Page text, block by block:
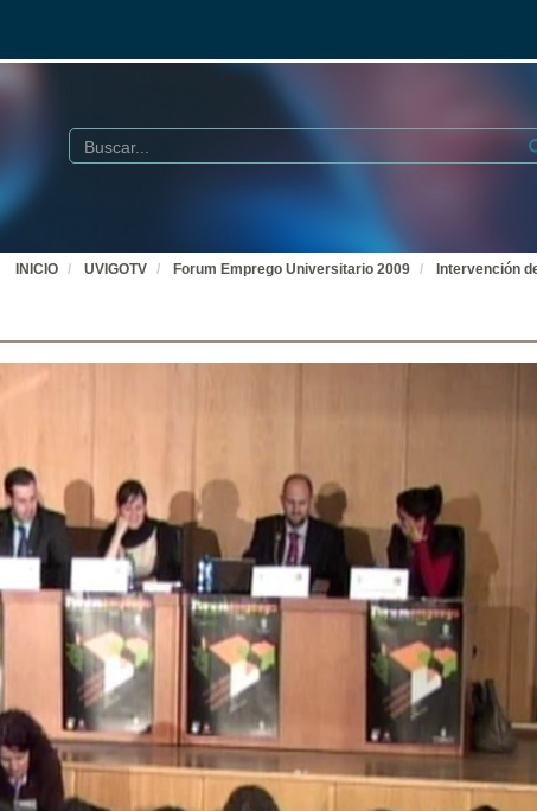
Buscar
INICIO UVIGOTV Forum Emprego Universitario 2009 Intervención